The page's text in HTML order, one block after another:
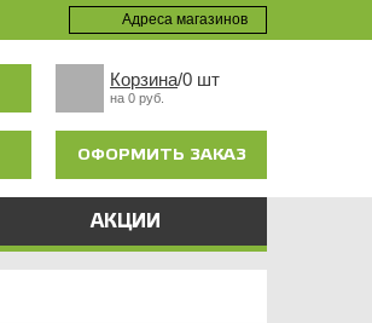
Адреса магазинов
Корзина/0 шт
на 0 руб.
ОФОРМИТЬ ЗАКАЗ
АКЦИИ